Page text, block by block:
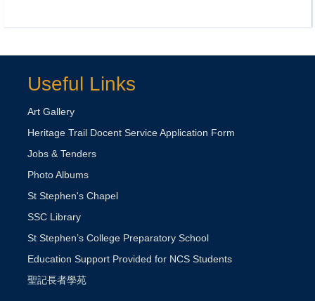
Useful Links
Art Gallery
Heritage Trail Docent Service Application Form
Jobs & Tenders
Photo Albums
St Stephen's Chapel
SSC Library
St Stephen’s College Preparatory School
Education Support Provided for NCS Students
聖記長者學苑